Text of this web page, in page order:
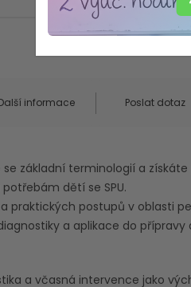
informace Poslat dotaz
se základní terminologií a
dětí se SPU.
a praktických postupů v oblasti
a aplikace do přípravy
a včasná intervence jako